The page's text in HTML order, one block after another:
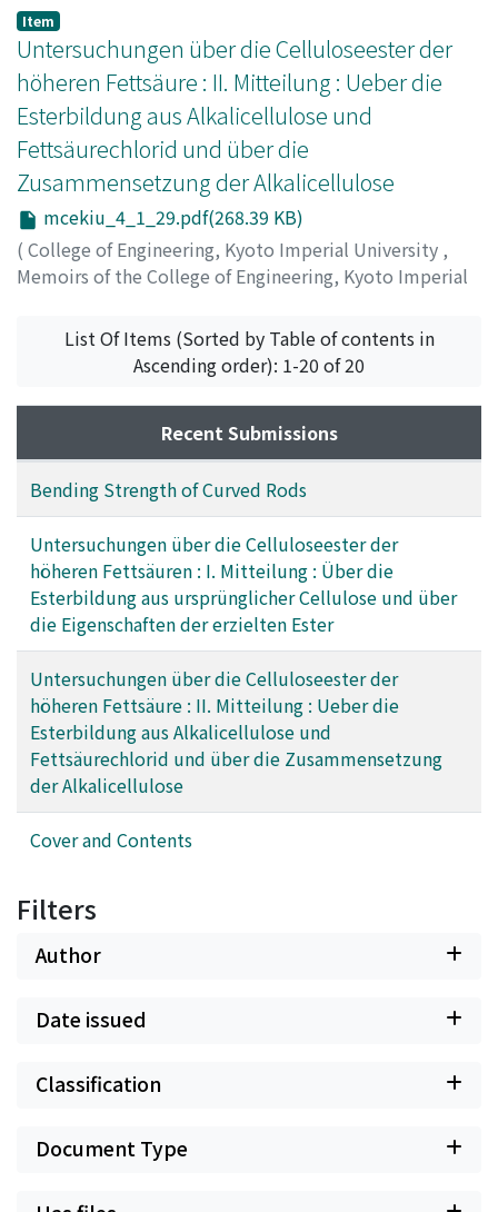
Nach Gault ist die Esterbildung aus der ursprünglichen
Cellulose unmöglich, während unsere Versuche selbst
unter gewöhnlichen Druck diese Möglichkeit ergeben.
4) Der Schmelzpunkt ist h5her als der früher
angenommene. 5) Der höchste der homologen Ester ist
höchst wahrscheinlich Triester.
Item
Untersuchungen über die Celluloseester der
höheren Fettsäure : II. Mitteilung : Ueber die
Esterbildung aus Alkalicellulose und
Fettsäurechlorid und über die
Zusammensetzung der Alkalicellulose
mcekiu_4_1_29.pdf(268.39 KB)
( College of Engineering, Kyoto Imperial University ,
Memoirs of the College of Engineering, Kyoto Imperial
Kita, G.;Mazume, T.;Sakurada, I.;Nakashima, T.
List Of Items (Sorted by Table of contents in
Ascending order): 1-20 of 20
Recent Submissions
Bending Strength of Curved Rods
Untersuchungen über die Celluloseester der
höheren Fettsäuren : I. Mitteilung : Über die
Esterbildung aus ursprünglicher Cellulose und über
die Eigenschaften der erzielten Ester
Untersuchungen über die Celluloseester der
höheren Fettsäure : II. Mitteilung : Ueber die
Esterbildung aus Alkalicellulose und
Fettsäurechlorid und über die Zusammensetzung
der Alkalicellulose
Cover and Contents
Filters
Author
Date issued
Classification
Document Type